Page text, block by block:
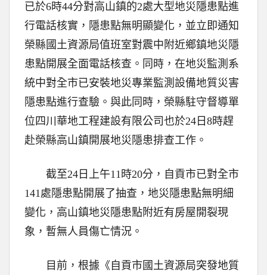
已於6時44分對高山鎮的2處大型地災隱患點進
行電話核實，隱患點無明顯變化，並立即通知
榮縣國土資源局值班室對震中附近鄉鎮地災隱
患點開展全面電話核查。同時，在地災監測系
統中對全市已安裝地災專業監測設備地質災害
隱患點進行查驗。與此同時，榮縣駐守督導單
位四川華地工程建設有限公司也於24日8時趕
赴榮縣高山鎮開展地災隱患排查工作。
截至24日上午11時20分，自貢市已對全市
141處隱患點開展了抽查，地災隱患點無明細
變化，高山鎮地災隱患點附近有房屋開裂現
象，暫無人員傷亡情況。
目前，根據《自貢市國土資源局突發地質